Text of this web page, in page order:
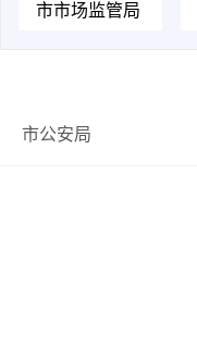
市市场监管局
市公安局